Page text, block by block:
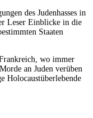
des Judenhasses in
Leser Einblicke in die
Staaten
wo immer
an Juden verüben
Holocaustüberlebende